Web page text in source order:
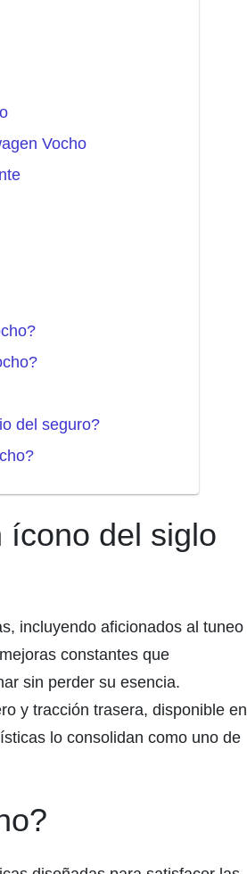
Vocho
del seguro?
ícono del siglo
incluyendo aficionados al tuneo
constantes que
sin perder su esencia.
y tracción trasera, disponible en
lo consolidan como uno de